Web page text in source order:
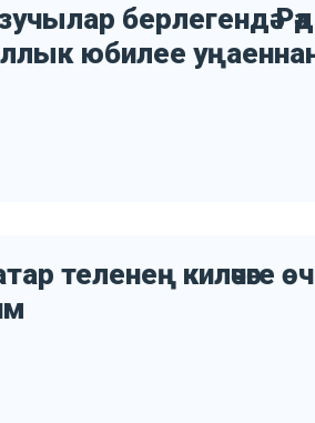
берлегендә
юбилее
теленең киләчәге